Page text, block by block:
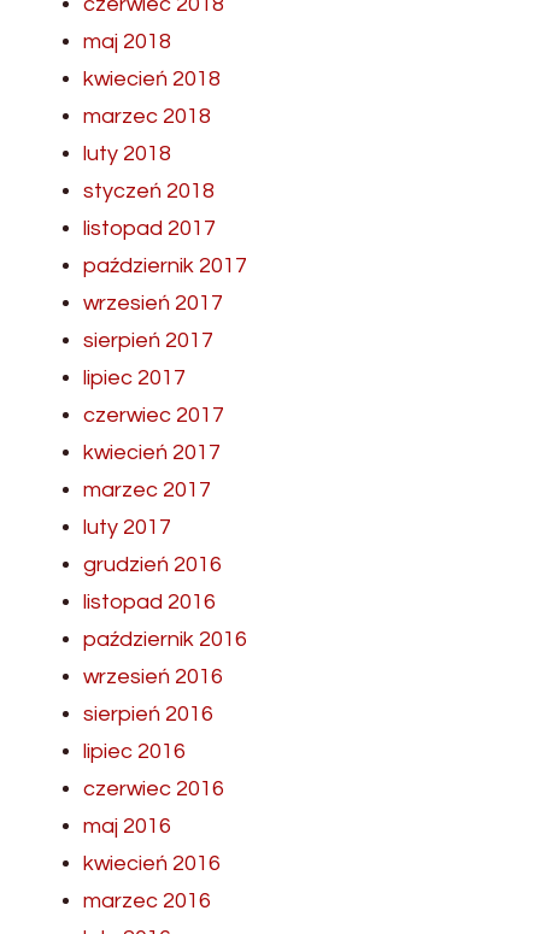
maj 2018
kwiecień 2018
marzec 2018
luty 2018
styczeń 2018
listopad 2017
październik 2017
wrzesień 2017
sierpień 2017
lipiec 2017
czerwiec 2017
kwiecień 2017
marzec 2017
luty 2017
grudzień 2016
listopad 2016
październik 2016
wrzesień 2016
sierpień 2016
lipiec 2016
czerwiec 2016
maj 2016
kwiecień 2016
marzec 2016